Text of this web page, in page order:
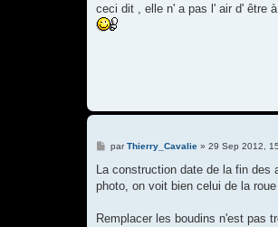
g
e
ceci dit , elle n' a pas l' air d' être
M
s
a
parThierry_Cavalie» 29 Sep 2012,
La construction date de la fin des
photo, on voit bien celui de la
Remplacer les boudins n'est pas